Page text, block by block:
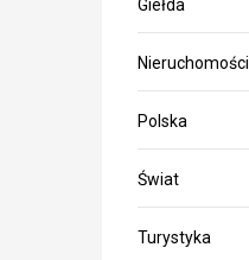
Giełda
Nieruchomości
Polska
Świat
Turystyka